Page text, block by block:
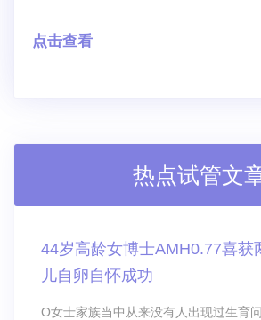
点击查看
热点试管文
44岁高龄女博士AMH0.77喜获
儿自卵自怀成功
O女士家族当中从来没有人出现过生育